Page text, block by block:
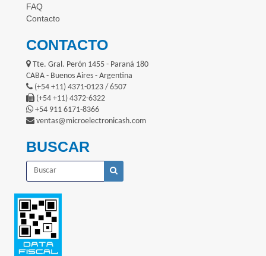
FAQ
Contacto
CONTACTO
Tte. Gral. Perón 1455 - Paraná 180
CABA - Buenos Aires - Argentina
(+54 +11) 4371-0123 / 6507
(+54 +11) 4372-6322
+54 911 6171-8366
ventas@microelectronicash.com
BUSCAR